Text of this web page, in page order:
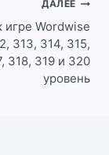
ДАЛЕЕ
игре Wordwise
313, 314, 315,
318, 319 и 320
уровень